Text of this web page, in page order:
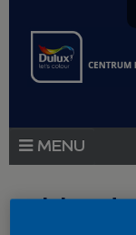
Jste zde